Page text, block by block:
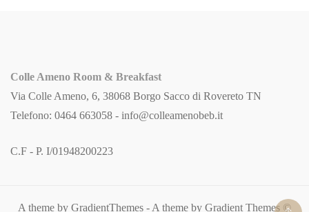
Colle Ameno Room & Breakfast
Via Colle Ameno, 6, 38068 Borgo Sacco di Rovereto TN
Telefono: 0464 663058 - info@colleamenobeb.it
C.F - P. I/01948200223
A theme by GradientThemes - A theme by Gradient Themes ©